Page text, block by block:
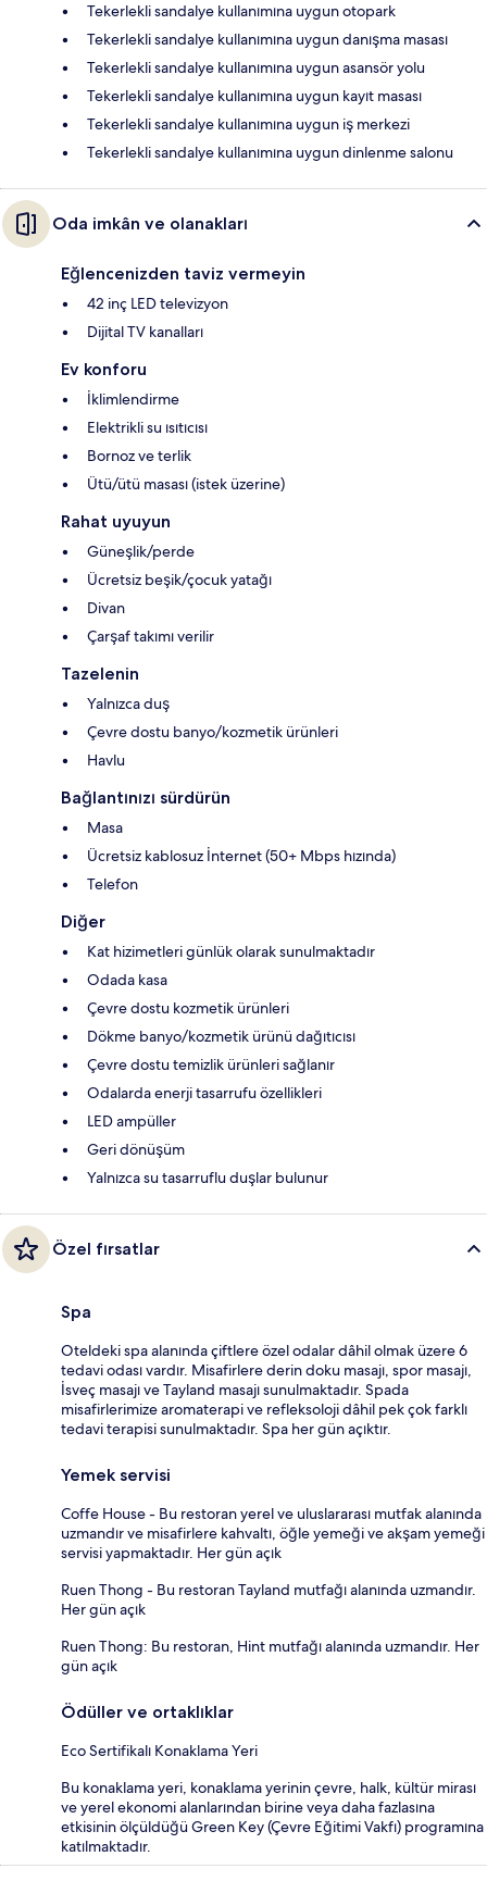
Tekerlekli sandalye kullanımına uygun otopark
Tekerlekli sandalye kullanımına uygun danışma masası
Tekerlekli sandalye kullanımına uygun asansör yolu
Tekerlekli sandalye kullanımına uygun kayıt masası
Tekerlekli sandalye kullanımına uygun iş merkezi
Tekerlekli sandalye kullanımına uygun dinlenme salonu
Oda imkân ve olanakları
Eğlencenizden taviz vermeyin
42 inç LED televizyon
Dijital TV kanalları
Ev konforu
İklimlendirme
Elektrikli su ısıtıcısı
Bornoz ve terlik
Ütü/ütü masası (istek üzerine)
Rahat uyuyun
Güneşlik/perde
Ücretsiz beşik/çocuk yatağı
Divan
Çarşaf takımı verilir
Tazelenin
Yalnızca duş
Çevre dostu banyo/kozmetik ürünleri
Havlu
Bağlantınızı sürdürün
Masa
Ücretsiz kablosuz İnternet (50+ Mbps hızında)
Telefon
Diğer
Kat hizimetleri günlük olarak sunulmaktadır
Odada kasa
Çevre dostu kozmetik ürünleri
Dökme banyo/kozmetik ürünü dağıtıcısı
Çevre dostu temizlik ürünleri sağlanır
Odalarda enerji tasarrufu özellikleri
LED ampüller
Geri dönüşüm
Yalnızca su tasarruflu duşlar bulunur
Özel fırsatlar
Spa
Oteldeki spa alanında çiftlere özel odalar dâhil olmak üzere 6
tedavi odası vardır. Misafirlere derin doku masajı, spor masajı,
İsveç masajı ve Tayland masajı sunulmaktadır. Spada
misafirlerimize aromaterapi ve refleksoloji dâhil pek çok farklı
tedavi terapisi sunulmaktadır. Spa her gün açıktır.
Yemek servisi
Coffe House - Bu restoran yerel ve uluslararası mutfak alanında
uzmandır ve misafirlere kahvaltı, öğle yemeği ve akşam yemeği
servisi yapmaktadır. Her gün açık
Ruen Thong - Bu restoran Tayland mutfağı alanında uzmandır.
Her gün açık
Ruen Thong: Bu restoran, Hint mutfağı alanında uzmandır. Her
gün açık
Ödüller ve ortaklıklar
Eco Sertifikalı Konaklama Yeri
Bu konaklama yeri, konaklama yerinin çevre, halk, kültür mirası
ve yerel ekonomi alanlarından birine veya daha fazlasına
etkisinin ölçüldüğü Green Key (Çevre Eğitimi Vakfı) programına
katılmaktadır.